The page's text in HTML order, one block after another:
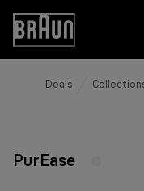
Skip
Content
Accessibility
Statement
Deals
PurEase